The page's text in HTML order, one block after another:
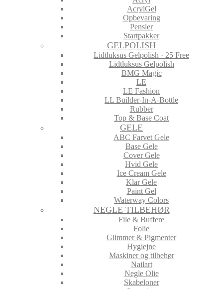
AcrylGel
Opbevaring
Pensler
Startpakker
GELPOLISH
Lidtluksus Gelpolish · 25 Free
Lidtluksus Gelpolish
BMG Magic
LE
LE Fashion
LL Builder-In-A-Bottle
Rubber
Top & Base Coat
GELE
ABC Farvet Gele
Base Gele
Cover Gele
Hvid Gele
Ice Cream Gele
Klar Gele
Paint Gel
Waterway Colors
NEGLE TILBEHØR
File & Buffere
Folie
Glimmer & Pigmenter
Hygiejne
Maskiner og tilbehør
Nailart
Negle Olie
Skabeloner